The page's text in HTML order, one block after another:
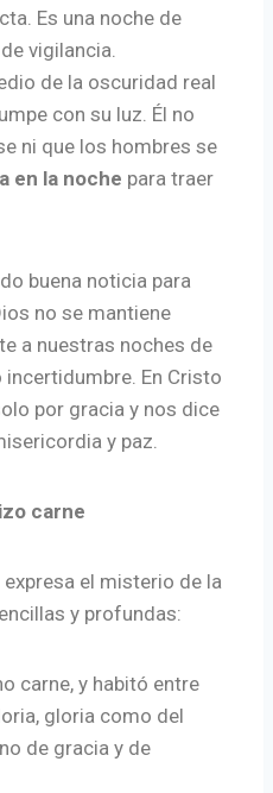
Es una noche de
vigilancia.
de la oscuridad real
con su luz. Él no
ni que los hombres se
en la noche para traer
buena noticia para
no se mantiene
a nuestras noches de
En Cristo
por gracia y nos dice
y paz.
carne
el misterio de la
y profundas:
carne, y habitó entre
gloria como del
de gracia y de